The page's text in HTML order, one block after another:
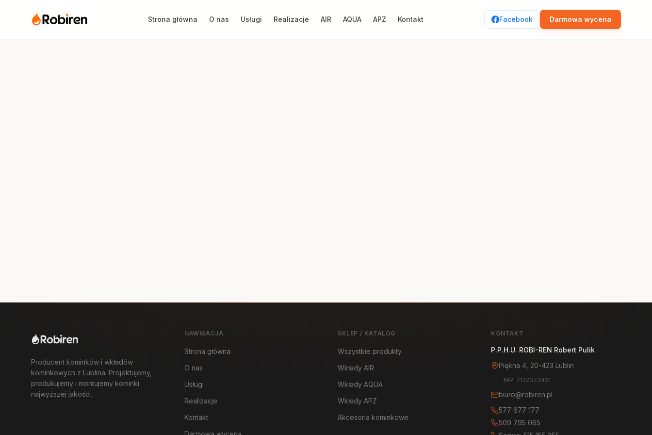
Strona główna O nas Usługi Realizacje AIR AQUA APZ Kontakt Facebook Darmowa wycena
Producent kominków i wkładów
kominkowych z Lublina. Projektujemy,
produkujemy i montujemy kominki
najwyższej jakości.
NAWIGACJA
Strona główna
O nas
Usługi
Realizacje
Kontakt
SKLEP / KATALOG
Wszystkie produkty
Wkłady AIR
Wkłady AQUA
Wkłady APZ
Akcesoria kominkowe
KONTAKT
P.P.H.U. ROBI-REN Robert Pulik
Piękna 4, 20-423 Lublin
NIP: 7122373421
biuro@robiren.pl
577 677 177
509 795 065